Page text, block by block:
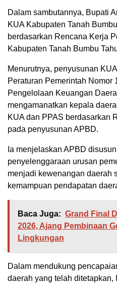
Dalam sambutannya, Bupati
KUA Kabupaten Tanah
berdasarkan Rencana Kerja
Kabupaten Tanah Bumbu
Menurutnya, penyusunan
Peraturan Pemerintah Nomor
Pengelolaan Keuangan
mengamanatkan kepala
KUA dan PPAS berdasarkan
pada penyusunan APBD.
Ia menjelaskan APBD
penyelenggaraan urusan
menjadi kewenangan daerah
kemampuan pendapatan
Baca Juga: Grand Final
2026, Ajang Pembinaan
Lingkungan
Dalam mendukung
daerah yang telah ditetapkan,